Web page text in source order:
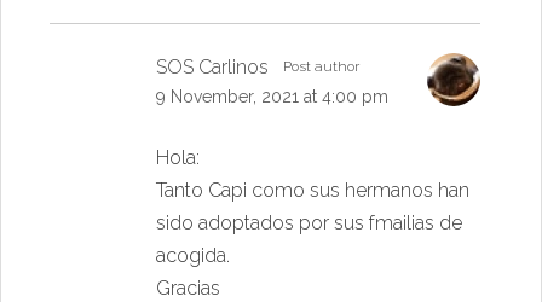
SOS Carlinos Post author
9 November, 2021 at 4:00 pm
Hola:
Tanto Capi como sus hermanos han
sido adoptados por sus fmailias de
acogida.
Gracias